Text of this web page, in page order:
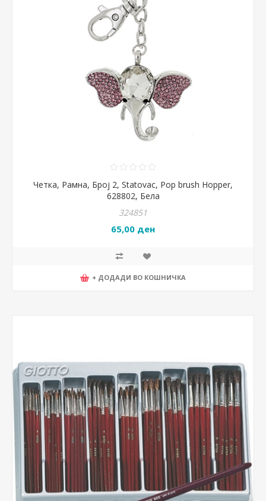
Четка, Рамна, Број 2, Statovac, Pop brush Hopper,
628802, Бела
324851
65,00 ден
+ ДОДАДИ ВО КОШНИЧКА